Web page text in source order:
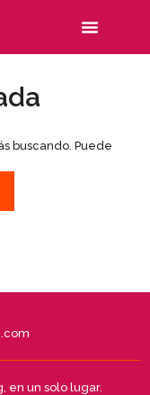
buscando. Puede
en un solo lugar.